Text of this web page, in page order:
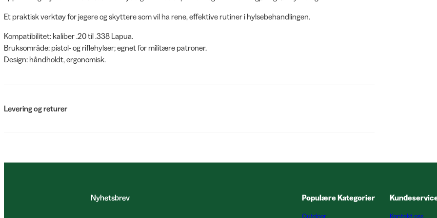
Et praktisk verktøy for jegere og skyttere som vil ha rene, effektive rutiner i hylsebehandlingen.
Kompatibilitet: kaliber .20 til .338 Lapua.
Bruksområde: pistol- og riflehylser; egnet for militære patroner.
Design: håndholdt, ergonomisk.
Levering og returer
Nyhetsbrev Populære Kategorier
Outdoor Kontakt oss